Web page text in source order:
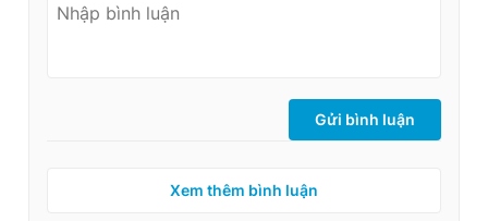
Gửi bình luận
Xem thêm bình luận